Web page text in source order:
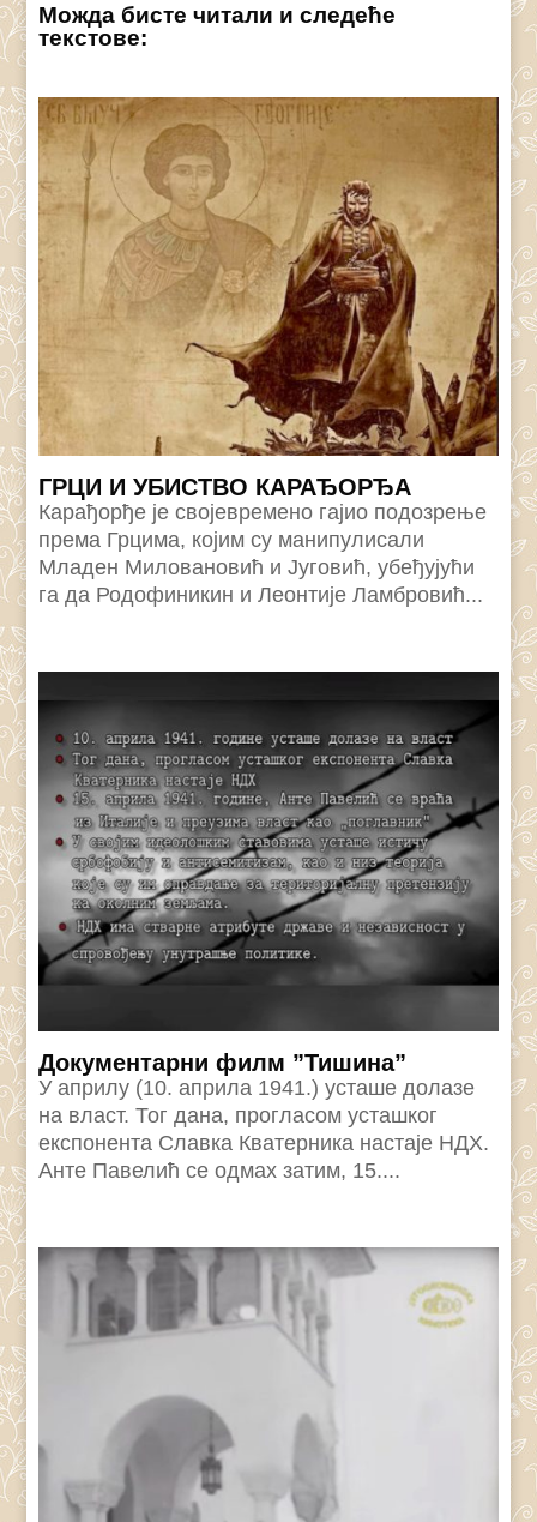
Можда бисте читали и следеће
текстове:
ГРЦИ И УБИСТВО КАРАЂОРЂА
Карађорђе је својевремено гајио подозрење
према Грцима, којим су манипулисали
Младен Миловановић и Југовић, убеђујући
га да Родофиникин и Леонтије Ламбровић...
Документарни филм ”Тишина”
У априлу (10. априла 1941.) усташе долазе
на власт. Тог дана, прогласом усташког
експонента Славка Кватерника настаје НДХ.
Анте Павелић се одмах затим, 15....